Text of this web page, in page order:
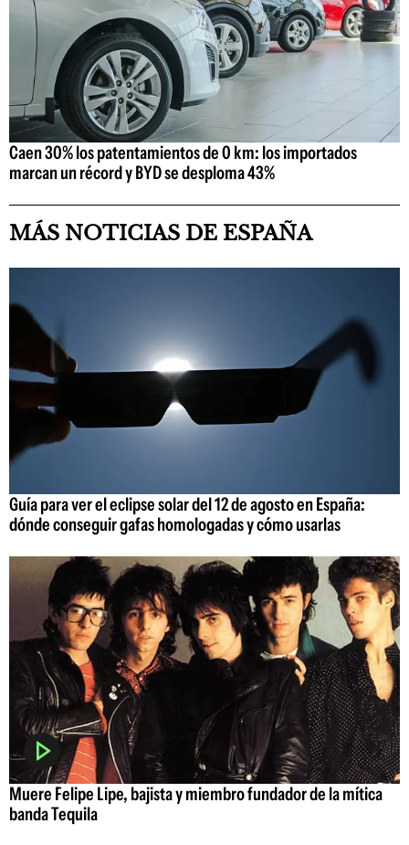
Caen 30% los patentamientos de 0 km: los importados
marcan un récord y BYD se desploma 43%
MÁS NOTICIAS DE ESPAÑA
Guía para ver el eclipse solar del 12 de agosto en España:
dónde conseguir gafas homologadas y cómo usarlas
Muere Felipe Lipe, bajista y miembro fundador de la mítica
banda Tequila